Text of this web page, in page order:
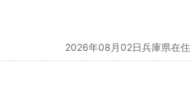
2026年08月02日兵庫県在住